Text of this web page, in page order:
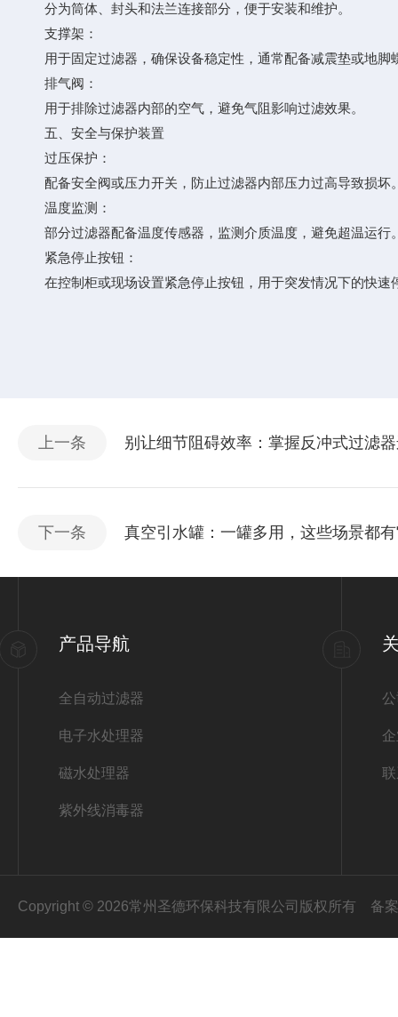
分为筒体、封头和法兰连接部分，便于安装和维护。
支撑架：
用于固定过滤器，确保设备稳定性，通常配备减震垫或地脚
排气阀：
用于排除过滤器内部的空气，避免气阻影响过滤效果。
五、安全与保护装置
过压保护：
配备安全阀或压力开关，防止过滤器内部压力过高导致损坏
温度监测：
部分过滤器配备温度传感器，监测介质温度，避免超温运行
紧急停止按钮：
在控制柜或现场设置紧急停止按钮，用于突发情况下的快速
上一条 别让细节阻碍效率：掌握反冲式过滤
下一条 真空引水罐：一罐多用，这些场景都
产品导航
全自动过滤器
电子水处理器
磁水处理器
紫外线消毒器
Copyright © 2026常州圣德环保科技有限公司版权所有 备